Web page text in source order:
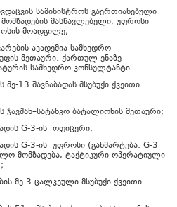
სამინისტროს გაერთიანებული
მასწავლებელი, უფროსი
მოადგილე;
აკადემია სამხედრო
მეთაური. ქართულ ენაზე
სამხედრო კონსულტანტი.
მე-13 შავნაბადას მსუბუქი ქვეითი
ჯავშან–სატანკო ბატალიონის მეთაური;
G-3-ის ოფიცერი;
G-3-ის უფროსი (განმარტება: G-3
მომზადება, ტაქტიკური ოპერატიული
მე-3 ცალკეული მსუბუქი ქვეითი